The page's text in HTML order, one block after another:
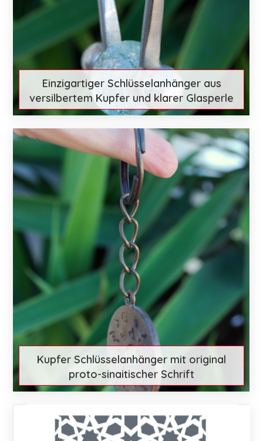
Einzigartiger Schlüsselanhänger aus
versilbertem Kupfer und klarer Glasperle
€ 28 Mehr entdecken
Kupfer Schlüsselanhänger mit original
proto-sinaitischer Schrift